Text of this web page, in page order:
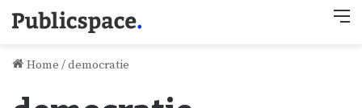
Home /democratie